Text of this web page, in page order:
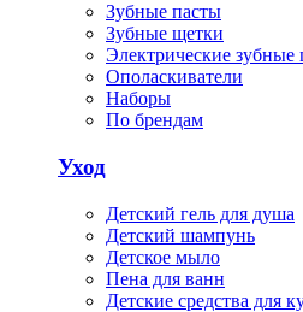
Зубные пасты
Зубные щетки
Электрические зубные
Ополаскиватели
Наборы
По брендам
Уход
Детский гель для душа
Детский шампунь
Детское мыло
Пена для ванн
Детские средства для